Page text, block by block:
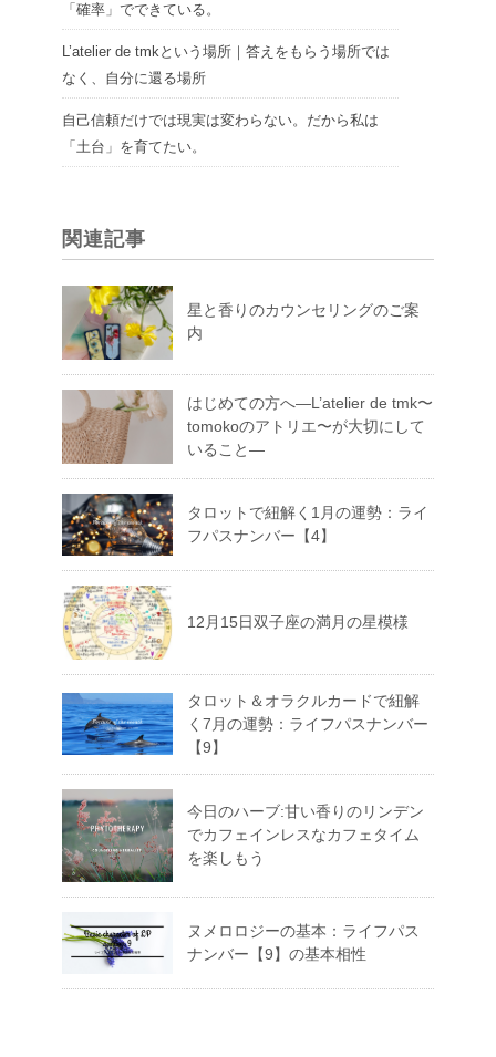
「確率」でできている。
L’atelier de tmkという場所｜答えをもらう場所では
なく、自分に還る場所
自己信頼だけでは現実は変わらない。だから私は
「土台」を育てたい。
関連記事
星と香りのカウンセリングのご案
内
はじめての方へ―L’atelier de tmk〜
tomokoのアトリエ〜が大切にして
いること―
タロットで紐解く1月の運勢：ライ
フパスナンバー【4】
12月15日双子座の満月の星模様
タロット＆オラクルカードで紐解
く7月の運勢：ライフパスナンバー
【9】
今日のハーブ:甘い香りのリンデン
でカフェインレスなカフェタイム
を楽しもう
ヌメロロジーの基本：ライフパス
ナンバー【9】の基本相性